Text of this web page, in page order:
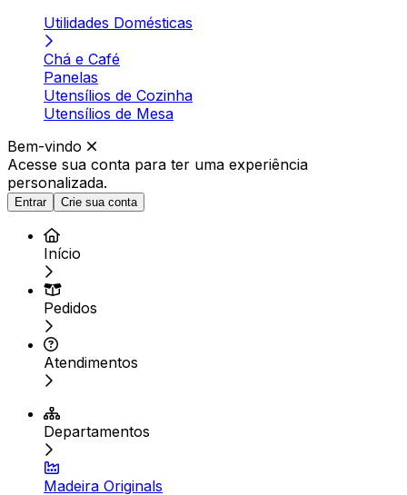
Utilidades Domésticas
Chá e Café
Panelas
Utensílios de Cozinha
Utensílios de Mesa
Bem-vindo
Acesse sua conta para ter uma experiência
personalizada.
Entrar Crie sua conta
Início
Pedidos
Atendimentos
Departamentos
Madeira Originals